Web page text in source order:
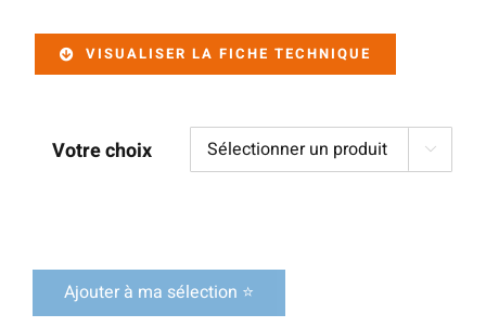
VISUALISER LA FICHE TECHNIQUE
Votre choix 
Ajouter à ma sélection ⭐